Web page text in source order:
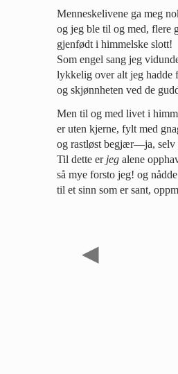
Menneskelivene ga meg
og jeg ble til og med, flere
gjenfødt i himmelske slott!
Som engel sang jeg
lykkelig over alt jeg hadde
og skjønnheten ved de
Men til og med livet i
er uten kjerne, fylt med
og rastløst begjær—ja, selv
Til dette er jeg alene
så mye forsto jeg! og
til et sinn som er sant,
◀